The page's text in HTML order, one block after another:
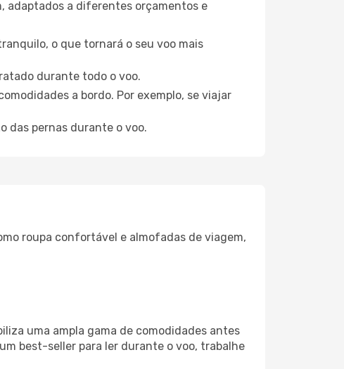
adaptados a diferentes orçamentos e
o que tornará o seu voo mais
durante todo o voo.
a bordo. Por exemplo, se viajar
das pernas durante o voo.
roupa confortável e almofadas de viagem,
uma ampla gama de comodidades antes
best-seller para ler durante o voo, trabalhe